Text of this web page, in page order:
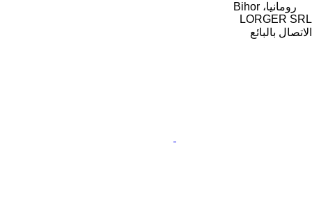
رومانيا، Bihor
LORGER SRL
الاتصال بالبائع